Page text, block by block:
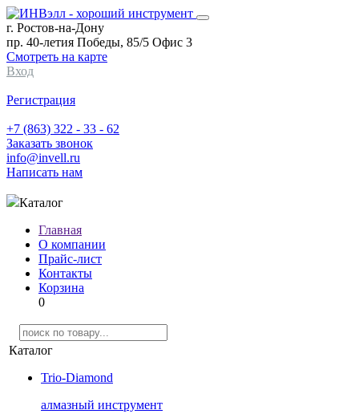
г. Ростов-на-Дону
пр. 40-летия Победы, 85/5 Офис 3
Смотреть на карте
Вход
Регистрация
+7 (863) 322 - 33 - 62
Заказать звонок
info@invell.ru
Написать нам
Каталог
Главная
О компании
Прайс-лист
Контакты
Корзина
0
Каталог
Trio-Diamond
алмазный инструмент